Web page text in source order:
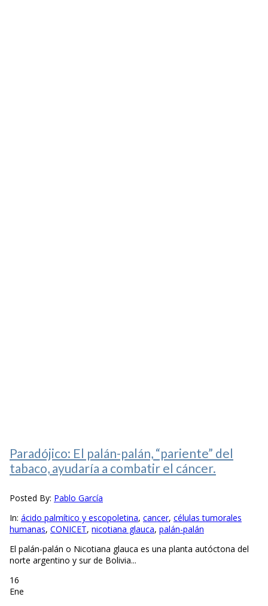
Paradójico: El palán-palán, “pariente” del
tabaco, ayudaría a combatir el cáncer.
Posted By: Pablo García
In: ácido palmítico y escopoletina, cancer, células tumorales
humanas, CONICET, nicotiana glauca, palán-palán
El palán-palán o Nicotiana glauca es una planta autóctona del
norte argentino y sur de Bolivia...
16
Ene